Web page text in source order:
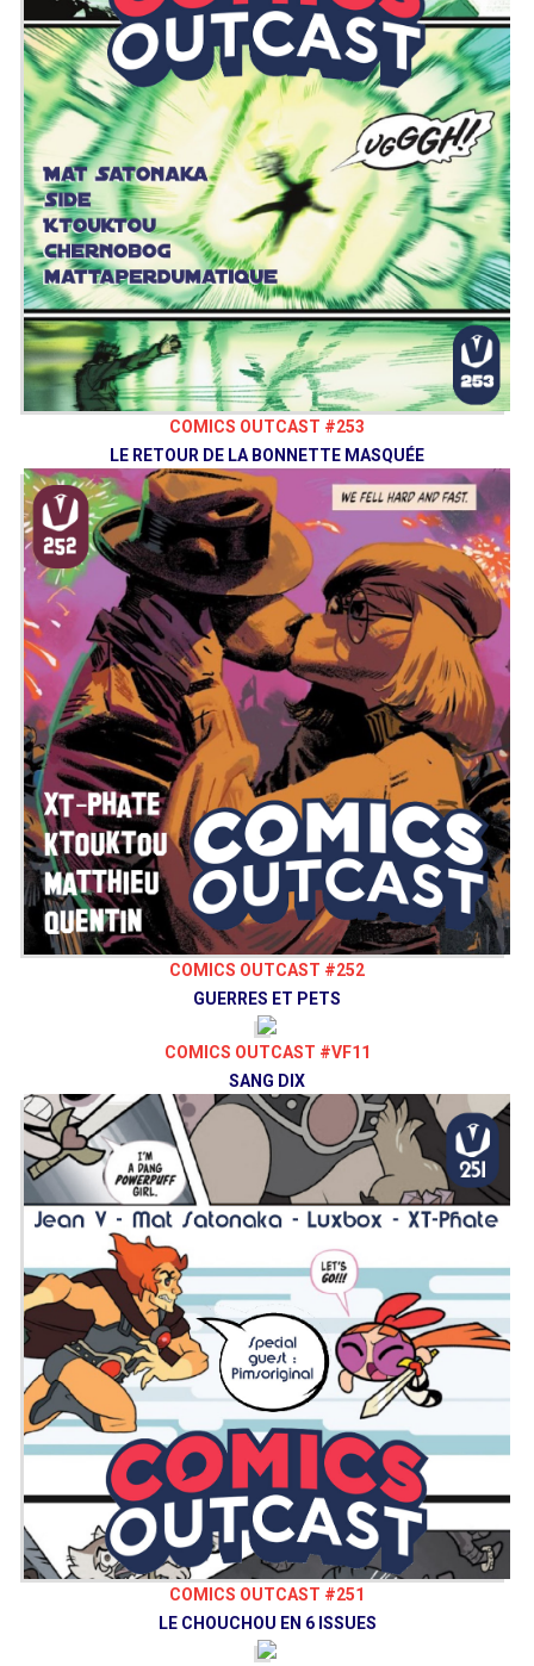
COMICS OUTCAST #253
LE RETOUR DE LA BONNETTE MASQUÉE
COMICS OUTCAST #252
GUERRES ET PETS
COMICS OUTCAST #VF11
SANG DIX
COMICS OUTCAST #251
LE CHOUCHOU EN 6 ISSUES